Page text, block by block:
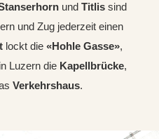
und Titlissind
und Zug jederzeit einen
lockt die «Hohle Gasse»,
Luzern die Kapellbrücke,
Verkehrshaus.